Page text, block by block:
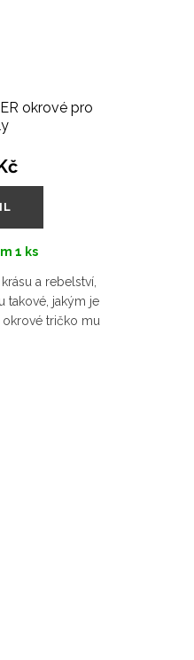
okrové pro
1 ks
a rebelství,
takové, jakým je
okrové tričko mu